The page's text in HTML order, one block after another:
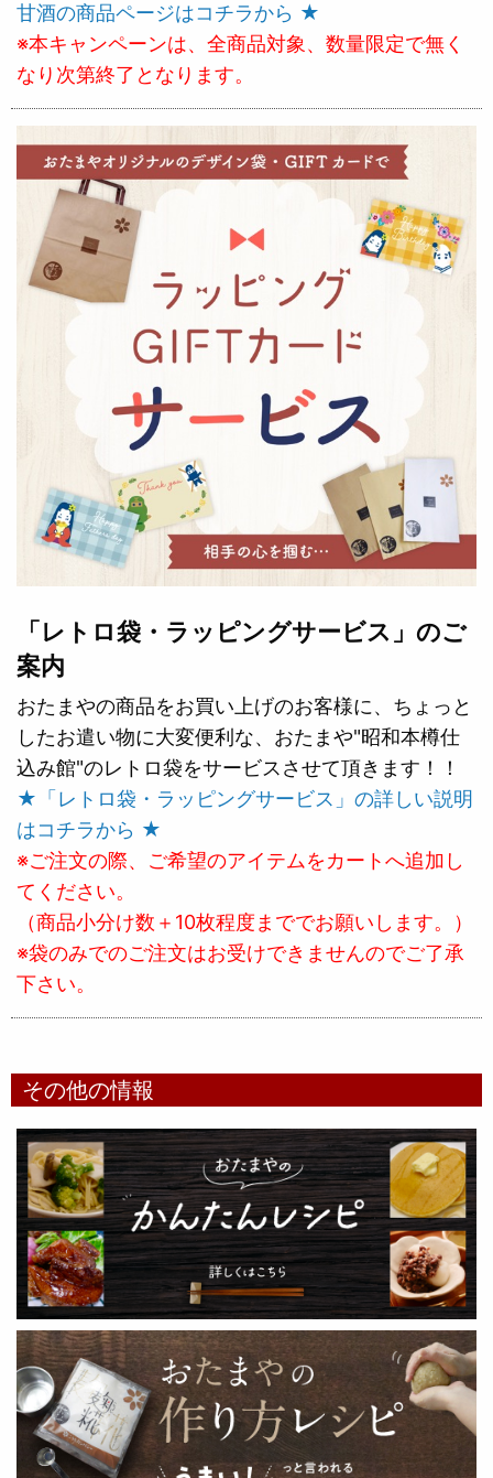
甘酒の商品ページはコチラから ★
※本キャンペーンは、全商品対象、数量限定で無く
なり次第終了となります。
「レトロ袋・ラッピングサービス」のご
案内
おたまやの商品をお買い上げのお客様に、ちょっと
したお遣い物に大変便利な、おたまや"昭和本樽仕
込み館"のレトロ袋をサービスさせて頂きます！！
★「レトロ袋・ラッピングサービス」の詳しい説明
はコチラから ★
※ご注文の際、ご希望のアイテムをカートへ追加し
てください。
（商品小分け数＋10枚程度まででお願いします。）
※袋のみでのご注文はお受けできませんのでご了承
下さい。
その他の情報